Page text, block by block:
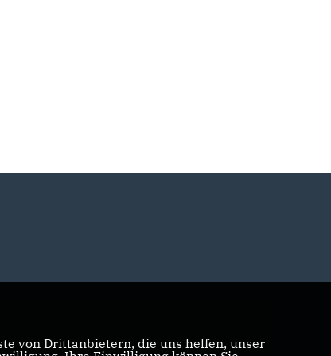
von Drittanbietern, die uns helfen, unser